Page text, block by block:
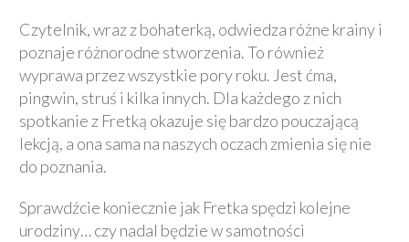
Czytelnik, wraz z bohaterką, odwiedza różne krainy i
poznaje różnorodne stworzenia. To również
wyprawa przez wszystkie pory roku. Jest ćma,
pingwin, struś i kilka innych. Dla każdego z nich
spotkanie z Fretką okazuje się bardzo pouczającą
lekcją, a ona sama na naszych oczach zmienia się nie
do poznania.
Sprawdźcie koniecznie jak Fretka spędzi kolejne
urodziny… czy nadal będzie w samotności